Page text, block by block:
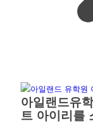
아일랜드유
트 아이리를